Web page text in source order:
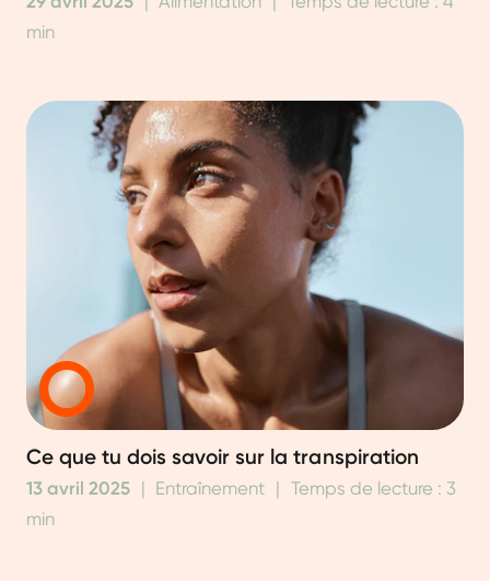
min
Ce que tu dois savoir sur la transpiration
13 avril 2025 Entraînement
Temps de lecture : 3
min